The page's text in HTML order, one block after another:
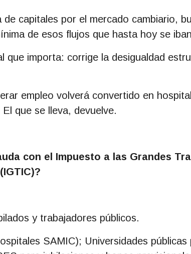
capitales por el mercado cambiario,
de esos flujos que hasta hoy se
que importa: corrige la desigualdad
empleo volverá convertido en
que se lleva, devuelve.
con el Impuesto a las Grandes
y trabajadores públicos.
SAMIC); Universidades